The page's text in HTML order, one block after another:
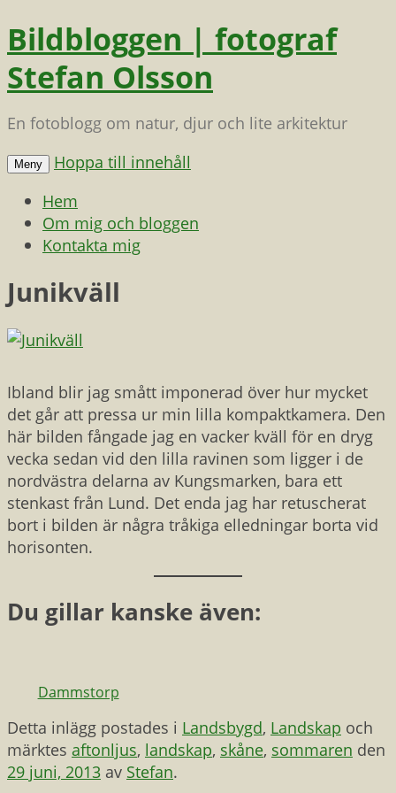
Bildbloggen | fotograf
Stefan Olsson
En fotoblogg om natur, djur och lite arkitektur
Meny
Hoppa till innehåll
Hem
Om mig och bloggen
Kontakta mig
Junikväll
Ibland blir jag smått imponerad över hur mycket
det går att pressa ur min lilla kompaktkamera. Den
här bilden fångade jag en vacker kväll för en dryg
vecka sedan vid den lilla ravinen som ligger i de
nordvästra delarna av Kungsmarken, bara ett
stenkast från Lund. Det enda jag har retuscherat
bort i bilden är några tråkiga elledningar borta vid
horisonten.
Du gillar kanske även:
Dammstorp
Detta inlägg postades i Landsbygd, Landskap och
märktes aftonljus, landskap, skåne, sommaren den
29 juni, 2013 av Stefan.